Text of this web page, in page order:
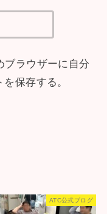
ブラウザーに自分
保存する。
ATC公式ブログ